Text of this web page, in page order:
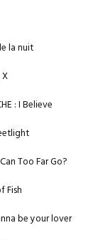
la nuit
: I Believe
Too Far Go?
Fish
be your lover